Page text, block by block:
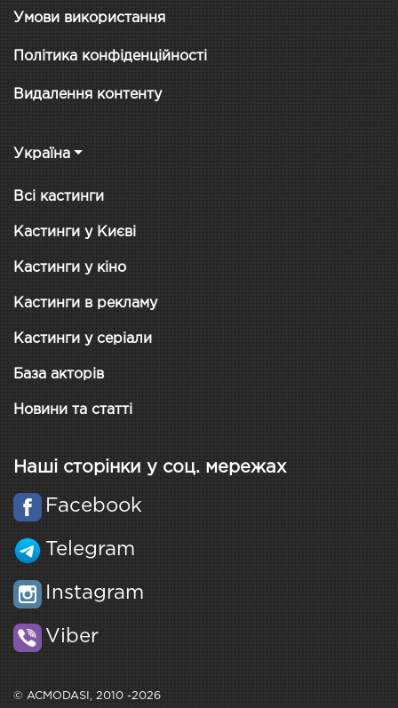
Умови використання
Політика конфіденційності
Видалення контенту
Україна
Всі кастинги
Кастинги у Києві
Кастинги у кіно
Кастинги в рекламу
Кастинги у серіали
База акторів
Новини та статті
Наші сторінки у соц. мережах
Facebook
Telegram
Instagram
Viber
© ACMODASI, 2010 -2026